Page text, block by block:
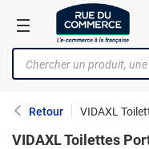
Retour VIDAXL
VIDAXL Toilettes